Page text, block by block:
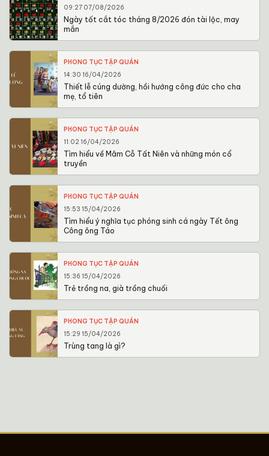
09:27 07/08/2026
Ngày tốt cắt tóc tháng 8/2026 đón tài lộc, may
mắn
PHONG TỤC TẬP QUÁN
14:30 16/04/2026
Thiết lễ cúng dường, hồi hướng công đức cho cha
mẹ, tổ tiên
PHONG TỤC TẬP QUÁN
11:02 16/04/2026
Tìm hiểu về Mâm Cỗ Tất Niên và những món cổ
truyền
PHONG TỤC TẬP QUÁN
15:53 15/04/2026
Tìm hiểu ý nghĩa tục phóng sinh cá ngày Tết ông
Công ông Táo
PHONG TỤC TẬP QUÁN
15:36 15/04/2026
Trẻ trồng na, già trồng chuối
PHONG TỤC TẬP QUÁN
15:29 15/04/2026
Trùng tang là gì?